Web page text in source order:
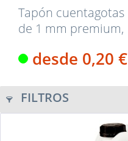
Tapón cuentagotas
de 1 mm premium,
desde 0,20 €
FILTROS